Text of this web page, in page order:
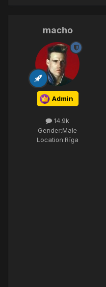
macho
Admin
14.9k
Gender:Male
Location:Rīga